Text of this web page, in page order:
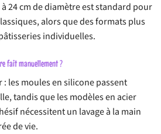
24 cm de diamètre est standard pour
alors que des formats plus
individuelles.
fait manuellement ?
: les moules en silicone passent
tandis que les modèles en acier
nécessitent un lavage à la main
de vie.